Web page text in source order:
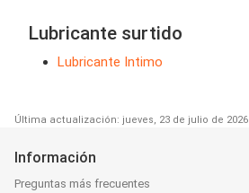
Lubricante surtido
Lubricante Intimo
Última actualización: jueves, 23 de julio de 2026
Información
Preguntas más frecuentes